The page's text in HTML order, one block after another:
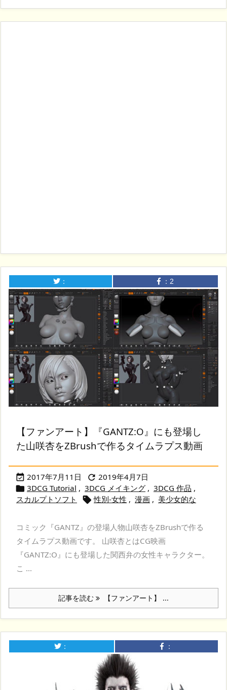
： ： 2
【ファンアート】『GANTZ:O』にも登場し
た山咲杏をZBrushで作るタイムラプス動画
 2017年7月11日  2019年4月7日
 3DCG Tutorial , 3DCG メイキング , 3DCG 作品 ,
スカルプトソフト
 性別-女性 , 漫画 , 美少女的な
コミック『GANTZ』の登場人物山咲杏をZBrushで作る
タイムラプス動画です。 山咲杏とはCG映画
『GANTZ:O』にも登場した関西弁の女性キャラクター。
こ ...
記事を読む 【ファンアート】 ...
： ：